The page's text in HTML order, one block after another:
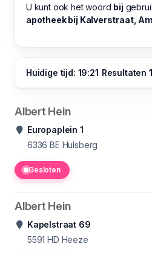
U kunt ook het woord bij
apotheek bij Kalverstraat,
Huidige tijd: 19:21 Resultaten
Albert Hein
Europaplein 1
6336 BE Hulsberg
Gesloten
Albert Hein
Kapelstraat 69
5591 HD Heeze